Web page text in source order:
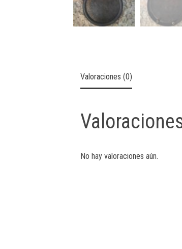
Valoraciones (0)
No hay valoraciones aún.